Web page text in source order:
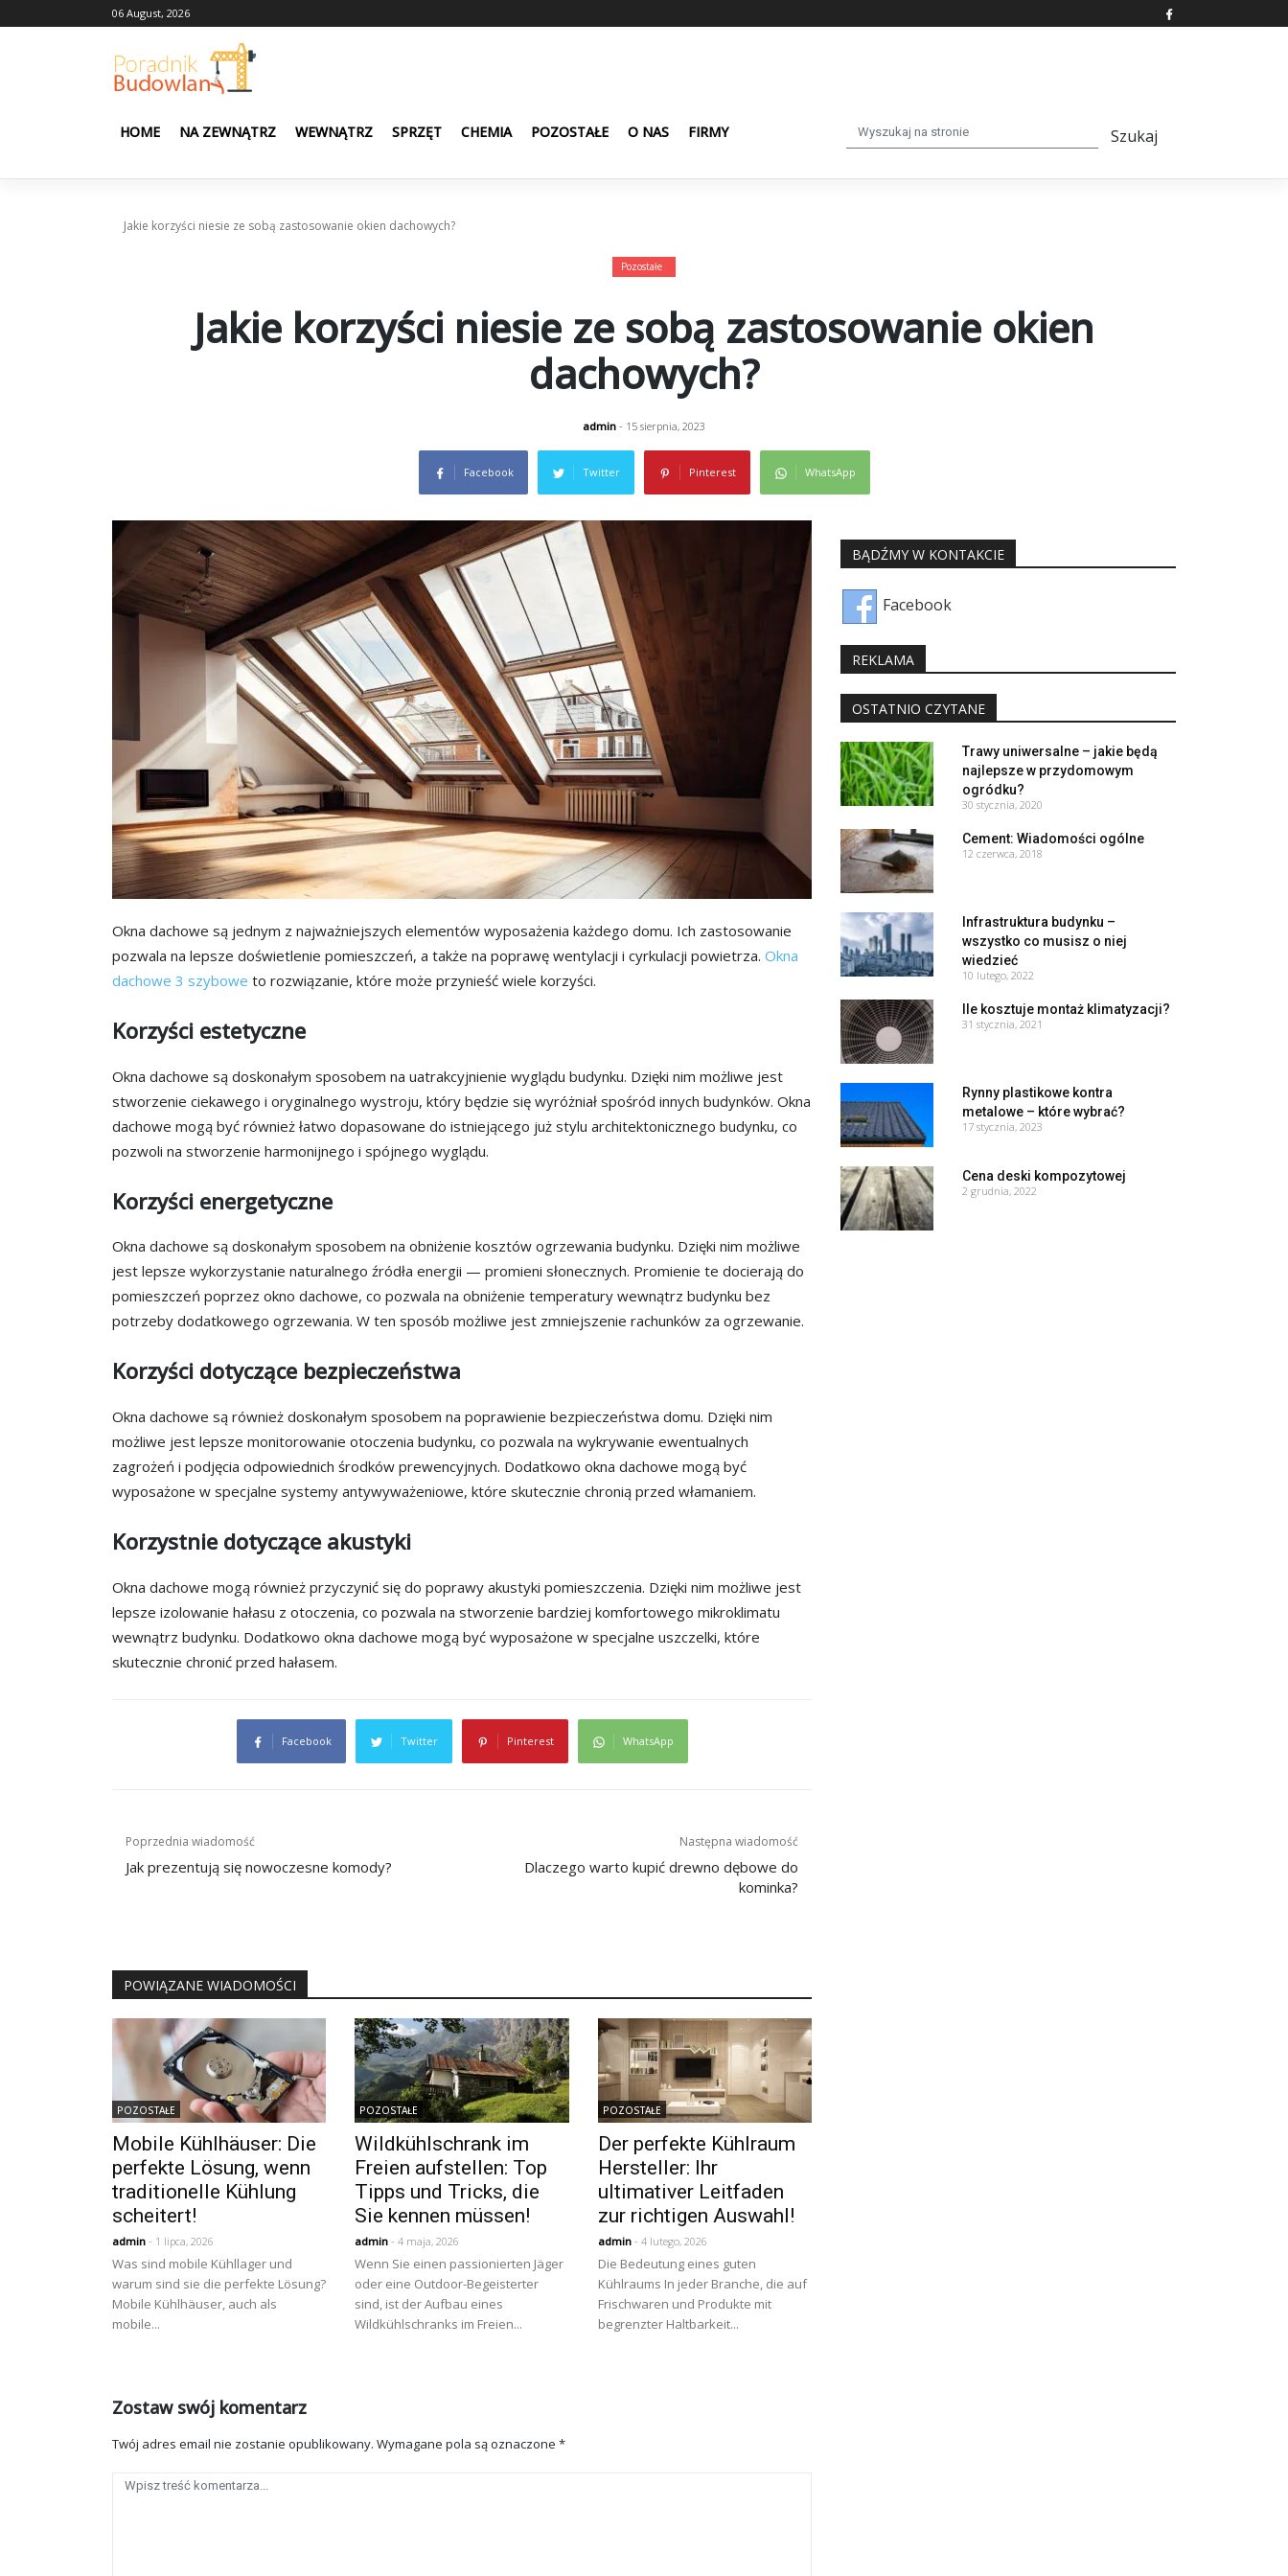
to
06 August, 2026
HOME NA ZEWNĄTRZ WEWNĄTRZ SPRZĘT CHEMIA POZOSTAŁE O NAS FIRMY
Jakie korzyści niesie ze sobą zastosowanie okien dachowych?
Pozostałe
Jakie korzyści niesie ze sobą zastosowanie okien
dachowych?
admin - 15 sierpnia, 2023
Facebook Twitter Pinterest WhatsApp
Okna dachowe są jednym z najważniejszych elementów wyposażenia każdego domu. Ich zastosowanie
pozwala na lepsze doświetlenie pomieszczeń, a także na poprawę wentylacji i cyrkulacji powietrza. Okna
dachowe 3 szybowe to rozwiązanie, które może przynieść wiele korzyści.
Korzyści estetyczne
Okna dachowe są doskonałym sposobem na uatrakcyjnienie wyglądu budynku. Dzięki nim możliwe jest
stworzenie ciekawego i oryginalnego wystroju, który będzie się wyróżniał spośród innych budynków. Okna
dachowe mogą być również łatwo dopasowane do istniejącego już stylu architektonicznego budynku, co
pozwoli na stworzenie harmonijnego i spójnego wyglądu.
Korzyści energetyczne
Okna dachowe są doskonałym sposobem na obniżenie kosztów ogrzewania budynku. Dzięki nim możliwe
jest lepsze wykorzystanie naturalnego źródła energii — promieni słonecznych. Promienie te docierają do
pomieszczeń poprzez okno dachowe, co pozwala na obniżenie temperatury wewnątrz budynku bez
potrzeby dodatkowego ogrzewania. W ten sposób możliwe jest zmniejszenie rachunków za ogrzewanie.
Korzyści dotyczące bezpieczeństwa
Okna dachowe są również doskonałym sposobem na poprawienie bezpieczeństwa domu. Dzięki nim
możliwe jest lepsze monitorowanie otoczenia budynku, co pozwala na wykrywanie ewentualnych
zagrożeń i podjęcia odpowiednich środków prewencyjnych. Dodatkowo okna dachowe mogą być
wyposażone w specjalne systemy antywyważeniowe, które skutecznie chronią przed włamaniem.
Korzystnie dotyczące akustyki
Okna dachowe mogą również przyczynić się do poprawy akustyki pomieszczenia. Dzięki nim możliwe jest
lepsze izolowanie hałasu z otoczenia, co pozwala na stworzenie bardziej komfortowego mikroklimatu
wewnątrz budynku. Dodatkowo okna dachowe mogą być wyposażone w specjalne uszczelki, które
skutecznie chronić przed hałasem.
Facebook Twitter Pinterest WhatsApp
Nawigacja
wpisu
Poprzednia wiadomość
Jak prezentują się nowoczesne komody?
Następna wiadomość
Dlaczego warto kupić drewno dębowe do
kominka?
POWIĄZANE WIADOMOŚCI
POZOSTAŁE
Mobile Kühlhäuser: Die
perfekte Lösung, wenn
traditionelle Kühlung
scheitert!
admin - 1 lipca, 2026
Was sind mobile Kühllager und
warum sind sie die perfekte Lösung?
Mobile Kühlhäuser, auch als
mobile...
POZOSTAŁE
Wildkühlschrank im
Freien aufstellen: Top
Tipps und Tricks, die
Sie kennen müssen!
admin - 4 maja, 2026
Wenn Sie einen passionierten Jäger
oder eine Outdoor-Begeisterter
sind, ist der Aufbau eines
Wildkühlschranks im Freien...
POZOSTAŁE
Der perfekte Kühlraum
Hersteller: Ihr
ultimativer Leitfaden
zur richtigen Auswahl!
admin- 4 lutego, 2026
Die Bedeutung eines guten
Kühlraums In jeder Branche, die auf
Frischwaren und Produkte mit
begrenzter Haltbarkeit...
Zostaw swój komentarz
Twój adres email nie zostanie opublikowany. Wymagane pola są oznaczone *
BĄDŹMY W KONTAKCIE
Facebook
REKLAMA
OSTATNIO CZYTANE
Trawy uniwersalne – jakie będą
najlepsze w przydomowym
ogródku?
30 stycznia, 2020
Cement: Wiadomości ogólne
12 czerwca, 2018
Infrastruktura budynku –
wszystko co musisz o niej
wiedzieć
10 lutego, 2022
Ile kosztuje montaż klimatyzacji?
31 stycznia, 2021
Rynny plastikowe kontra
metalowe – które wybrać?
17 stycznia, 2023
Cena deski kompozytowej
2 grudnia, 2022